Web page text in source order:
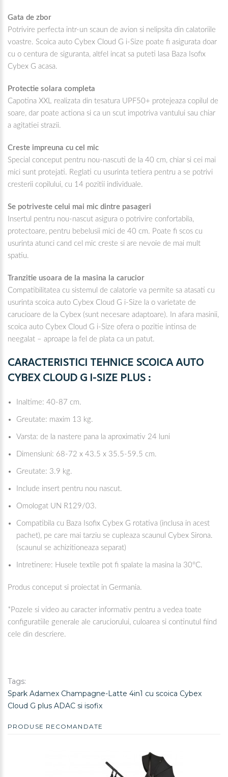
Gata de zbor
Potrivire perfecta intr-un scaun de avion si nelipsita din calatoriile
voastre. Scoica auto Cybex Cloud G i-Size poate fi asigurata doar
cu o centura de siguranta, altfel incat sa puteti lasa Baza Isofix
Cybex G acasa.
Protectie solara completa
Capotina XXL realizata din tesatura UPF50+ protejeaza copilul de
soare, dar poate actiona si ca un scut impotriva vantului sau chiar
a agitatiei strazii.
Creste impreuna cu cel mic
Special conceput pentru nou-nascuti de la 40 cm, chiar si cei mai
mici sunt protejati. Reglati cu usurinta tetiera pentru a se potrivi
cresterii copilului, cu 14 pozitii individuale.
Se potriveste celui mai mic dintre pasageri
Insertul pentru nou-nascut asigura o potrivire confortabila,
protectoare, pentru bebelusii mici de 40 cm. Poate fi scos cu
usurinta atunci cand cel mic creste si are nevoie de mai mult
spatiu.
Tranzitie usoara de la masina la carucior
Compatibilitatea cu sistemul de calatorie va permite sa atasati cu
usurinta scoica auto Cybex Cloud G i-Size la o varietate de
carucioare de la Cybex (sunt necesare adaptoare). In afara masinii,
scoica auto Cybex Cloud G i-Size ofera o pozitie intinsa de
neegalat – aproape la fel de plata ca un patut.
CARACTERISTICI TEHNICE SCOICA AUTO
CYBEX CLOUD G I-SIZE PLUS :
Inaltime: 40-87 cm.
Greutate: maxim 13 kg.
Varsta: de la nastere pana la aproximativ 24 luni
Dimensiuni: 68-72 x 43.5 x 35.5-59.5 cm.
Greutate: 3.9 kg.
Include insert pentru nou nascut.
Omologat UN R129/03.
Compatibila cu Baza Isofix Cybex G rotativa (inclusa in acest
pachet), pe care mai tarziu se cupleaza scaunul Cybex Sirona.
(scaunul se achizitioneaza separat)
Intretinere: Husele textile pot fi spalate la masina la 30°C.
Produs conceput si proiectat in Germania.
*Pozele si video au caracter informativ pentru a vedea toate
configuratiile generale ale caruciorului, culoarea si continutul fiind
cele din descriere.
Tags:
Spark Adamex Champagne-Latte 4in1 cu scoica Cybex
Cloud G plus ADAC si isofix
PRODUSE RECOMANDATE